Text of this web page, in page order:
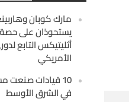
مارك كوبان
يستحوذان على
أثليتيكس التابع
الأمريكي
10 قيادات صنعت
في الشرق الأوسط